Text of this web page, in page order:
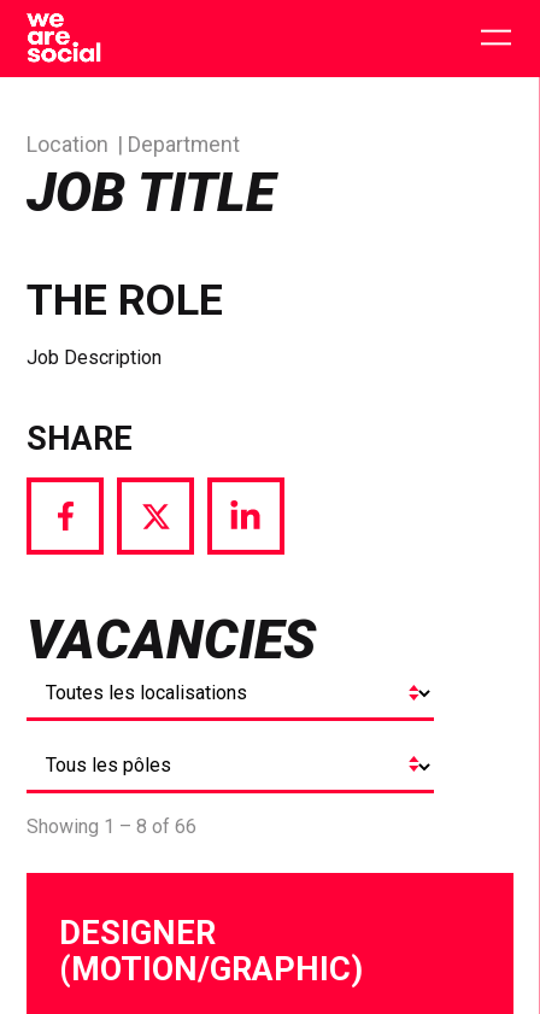
Skip
content
JOB TITLE
Location Department
THE ROLE
Job Description
SHARE
Share
via
Share
via
Share
via
VACANCIES
Showing 1 – 8 of 66
DESIGNER
(MOTION/GRAPHIC)